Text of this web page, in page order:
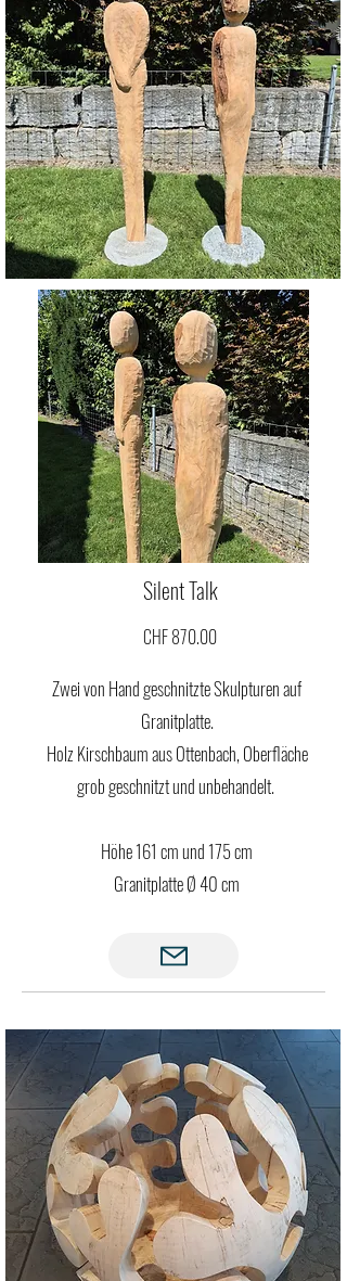
Silent Talk
CHF 870.00
Zwei von Hand geschnitzte Skulpturen auf
Granitplatte.
Holz Kirschbaum aus Ottenbach, Oberfläche
grob geschnitzt und unbehandelt.
Höhe 161 cm und 175 cm
Granitplatte Ø 40 cm